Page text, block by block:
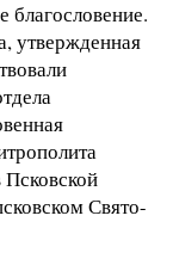
благословение.
утвержденная
Свято-